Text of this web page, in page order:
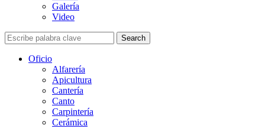
Galería
Video
Search
Oficio
Alfarería
Apicultura
Cantería
Canto
Carpintería
Cerámica